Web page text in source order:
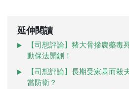
延伸閱讀
【司想評論】豬大骨摻農藥毒
動保法開鍘！
【司想評論】長期受家暴而殺
當防衛？